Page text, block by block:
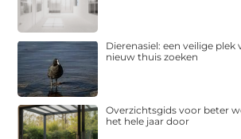
Dierenasiel: een veilige plek
nieuw thuis zoeken
Overzichtsgids voor beter
het hele jaar door